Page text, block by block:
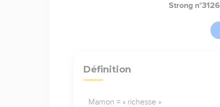
Strong n°3126
Définition
Mamon = « richesse »